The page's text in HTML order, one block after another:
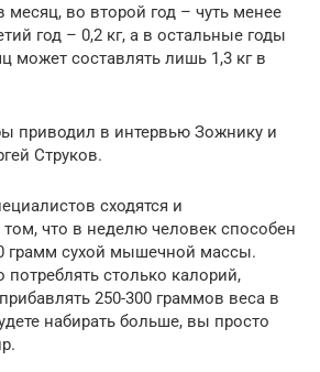
во второй год – чуть менее
год – 0,2 кг, а в остальные годы
может составлять лишь 1,3 кг в
приводил в интервью Зожнику и
Струков.
сходятся и
том, что в неделю человек способен
грамм сухой мышечной массы.
столько калорий,
250-300 граммов веса в
набирать больше, вы просто